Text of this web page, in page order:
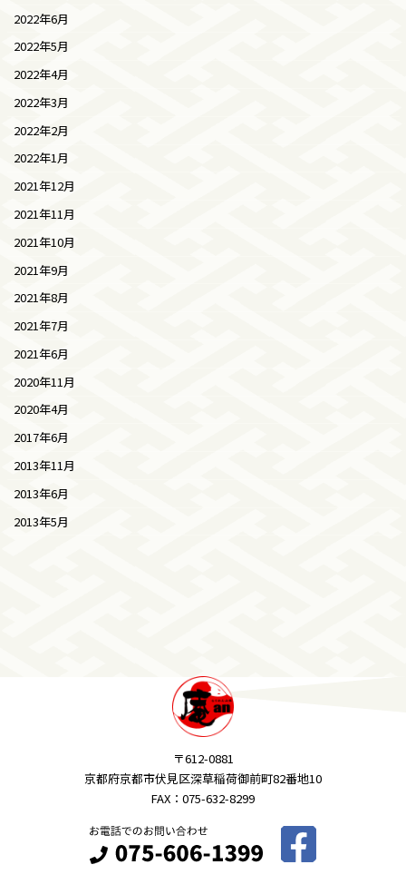
2022年6月
2022年5月
2022年4月
2022年3月
2022年2月
2022年1月
2021年12月
2021年11月
2021年10月
2021年9月
2021年8月
2021年7月
2021年6月
2020年11月
2020年4月
2017年6月
2013年11月
2013年6月
2013年5月
〒612-0881
京都府京都市伏見区深草稲荷御前町82番地10
FAX：075-632-8299